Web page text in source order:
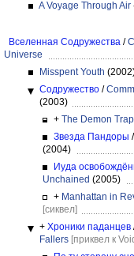
A Voyage Through Air
Вселенная Содружества /
Universe
Misspent Youth
Содружество /
(2003)
+ The Demon Trap
Звезда Пандоры /
(2004)
Иуда
Unchained (2005)
+ Manhattan in
[сиквел]
+ Хроники паданцев
Fallers [приквел к